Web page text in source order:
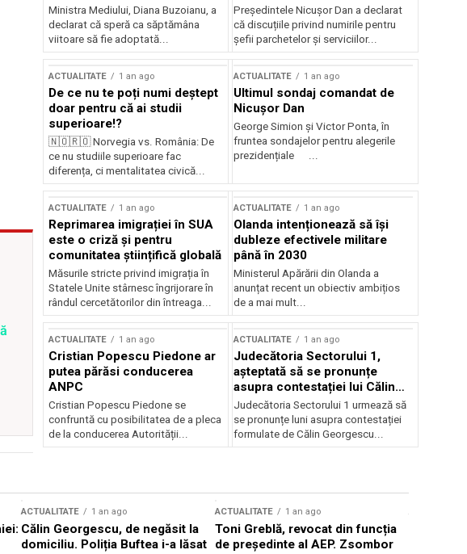
Ministra Mediului, Diana Buzoianu, a
declarat că speră ca săptămâna
viitoare să fie adoptată...
Președintele Nicușor Dan a declarat
că discuțiile privind numirile pentru
șefii parchetelor și serviciilor...
ACTUALITATE 1 an ago
De ce nu te poți numi deștept
doar pentru că ai studii
superioare!?
🇳🇴🇷🇴 Norvegia vs. România: De
ce nu studiile superioare fac
diferența, ci mentalitatea civică...
ACTUALITATE 1 an ago
Ultimul sondaj comandat de
Nicușor Dan
George Simion și Victor Ponta, în
fruntea sondajelor pentru alegerile
prezidențiale ...
ACTUALITATE 1 an ago
Reprimarea imigrației în SUA
este o criză și pentru
comunitatea științifică globală
Măsurile stricte privind imigrația în
Statele Unite stârnesc îngrijorare în
rândul cercetătorilor din întreaga...
ACTUALITATE 1 an ago
Olanda intenționează să își
dubleze efectivele militare
până în 2030
Ministerul Apărării din Olanda a
anunțat recent un obiectiv ambițios
de a mai mult...
ACTUALITATE 1 an ago
Cristian Popescu Piedone ar
putea părăsi conducerea
ANPC
Cristian Popescu Piedone se
confruntă cu posibilitatea de a pleca
de la conducerea Autorității...
ACTUALITATE 1 an ago
Judecătoria Sectorului 1,
așteptată să se pronunțe
asupra contestației lui Călin
Georgescu privind controlul
judiciar
Judecătoria Sectorului 1 urmează să
se pronunțe luni asupra contestației
formulate de Călin Georgescu...
ACTUALITATE 1 an ago
Călin Georgescu, de negăsit la
domiciliu. Poliția Buftea i-a lăsat
ACTUALITATE 1 an ago
Toni Greblă, revocat din funcția
de președinte al AEP. Zsombor